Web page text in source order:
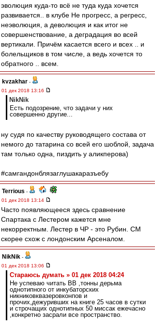
эволюция куда-то всё не туда куда хочется
развивается.. в клубе Не прогресс, а регресс,
неэволюция, а деволюция и как итог не
совершенствование, а деградация во всей
вертикали. Причём касается всего и всех .. и
болельщиков в том числе, а ведь хочется то
обратного .. всем.
kvzakhar -
01 дек 2018 13:16
NikNik
Есть подозрение, что задачи у них
совершенно другие...
ну судя по качеству руководящего состава от
немого до татарина со всей его шоблой, задача
там только одна, пиздить у аликперова)
#самгандонблязаглушакаразъебу
Terrious -
01 дек 2018 13:14
Часто появляющееся здесь сравнение
Спартака с Лестером кажется мне
некорректным. Лестер в ЧР - это Рубин. СМ
скорее схож с лондонским Арсеналом.
NikNik -
01 дек 2018 13:06
Стараюсь думать » 01 дек 2018 04:24
Не успеваю читать ВВ ,тонны дерьма
однотипного от инкубаторских
никниковквазеровконпов и
прочих,дежуривших на книге 25 часов в сутки
и строчащих однотипных 50 миссак ежечасно
,конкретно засрали все пространство.